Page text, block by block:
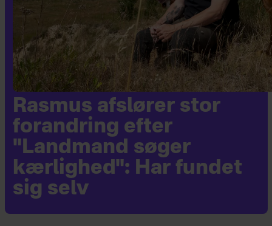
Rasmus afslører stor
forandring efter
"Landmand søger
kærlighed": Har fundet
sig selv